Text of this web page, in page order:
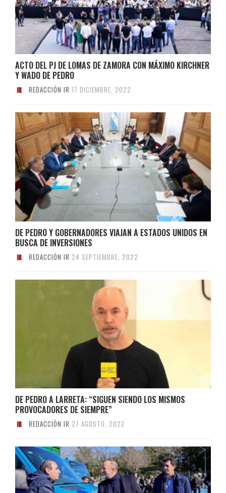
ACTO DEL PJ DE LOMAS DE ZAMORA CON MÁXIMO KIRCHNER
Y WADO DE PEDRO
REDACCIÓN IR 17 DICIEMBRE, 2022
DE PEDRO Y GOBERNADORES VIAJAN A ESTADOS UNIDOS EN
BUSCA DE INVERSIONES
REDACCIÓN IR 24 SEPTIEMBRE, 2022
DE PEDRO A LARRETA: “SIGUEN SIENDO LOS MISMOS
PROVOCADORES DE SIEMPRE”
REDACCIÓN IR 27 AGOSTO, 2022